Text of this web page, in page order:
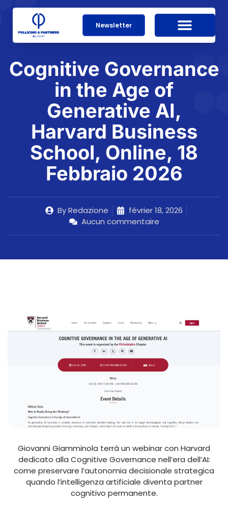
Newsletter
Cognitive Governance
in the Age of
Generative AI,
Harvard Business
School, Online, 18
Febbraio 2026
ByRedazione
février 18, 2026
Aucun commentaire
Giovanni Giamminola terrà un webinar con Harvard
dedicato alla Cognitive Governance nell’era dell’AI:
come preservare l’autonomia decisionale strategica
quando l’intelligenza artificiale diventa partner
cognitivo permanente.